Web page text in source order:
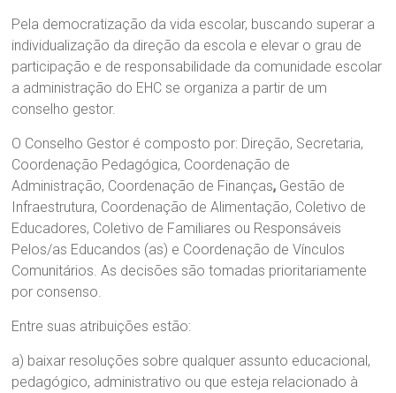
Pela democratização da vida escolar, buscando superar a
individualização da direção da escola e elevar o grau de
participação e de responsabilidade da comunidade escolar
a administração do EHC se organiza a partir de um
conselho gestor.
O Conselho Gestor é composto por: Direção, Secretaria,
Coordenação Pedagógica, Coordenação de
Administração, Coordenação de Finanças, Gestão de
Infraestrutura, Coordenação de Alimentação, Coletivo de
Educadores, Coletivo de Familiares ou Responsáveis
Pelos/as Educandos (as) e Coordenação de Vínculos
Comunitários. As decisões são tomadas prioritariamente
por consenso.
Entre suas atribuições estão:
a) baixar resoluções sobre qualquer assunto educacional,
pedagógico, administrativo ou que esteja relacionado à